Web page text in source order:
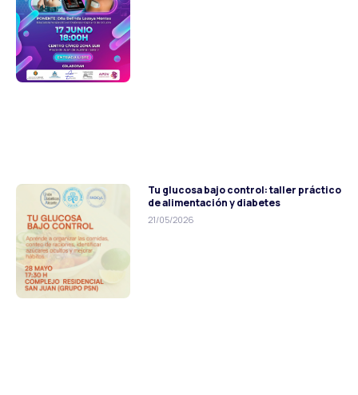
Tu glucosa bajo control: taller práctico
de alimentación y diabetes
21/05/2026